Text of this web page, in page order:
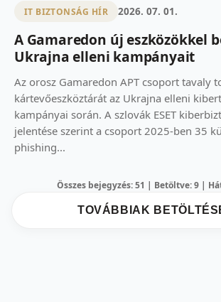
IT BIZTONSÁG HÍR 2026. 07. 01.
A Gamaredon új eszközökkel
Ukrajna elleni kampányait
Az orosz Gamaredon APT csoport tavaly
kártevőeszköztárát az Ukrajna elleni
kampányai során. A szlovák ESET
jelentése szerint a csoport 2025-ben 35
phishing...
Összes bejegyzés: 51 | Betöltve: 9 |
TOVÁBBIAK